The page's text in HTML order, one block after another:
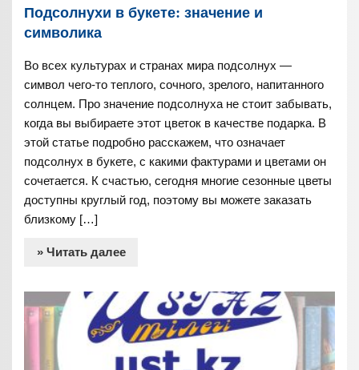
Подсолнухи в букете: значение и
символика
Во всех культурах и странах мира подсолнух —
символ чего-то теплого, сочного, зрелого, напитанного
солнцем. Про значение подсолнуха не стоит забывать,
когда вы выбираете этот цветок в качестве подарка. В
этой статье подробно расскажем, что означает
подсолнух в букете, с какими фактурами и цветами он
сочетается. К счастью, сегодня многие сезонные цветы
доступны круглый год, поэтому вы можете заказать
близкому […]
» Читать далее